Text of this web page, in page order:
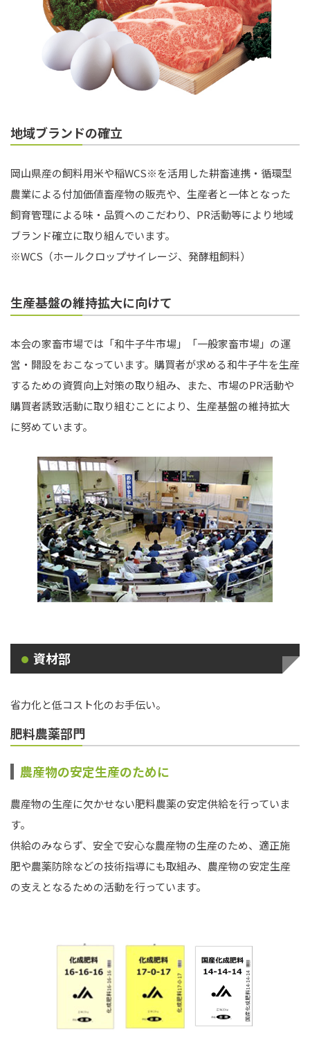
地域ブランドの確立
岡山県産の飼料用米や稲WCS※を活用した耕畜連携・循環型
農業による付加価値畜産物の販売や、生産者と一体となった
飼育管理による味・品質へのこだわり、PR活動等により地域
ブランド確立に取り組んでいます。
※WCS（ホールクロップサイレージ、発酵粗飼料）
生産基盤の維持拡大に向けて
本会の家畜市場では「和牛子牛市場」「一般家畜市場」の運
営・開設をおこなっています。購買者が求める和牛子牛を生産
するための資質向上対策の取り組み、また、市場のPR活動や
購買者誘致活動に取り組むことにより、生産基盤の維持拡大
に努めています。
資材部
省力化と低コスト化のお手伝い。
肥料農薬部門
農産物の安定生産のために
農産物の生産に欠かせない肥料農薬の安定供給を行っていま
す。
供給のみならず、安全で安心な農産物の生産のため、適正施
肥や農薬防除などの技術指導にも取組み、農産物の安定生産
の支えとなるための活動を行っています。